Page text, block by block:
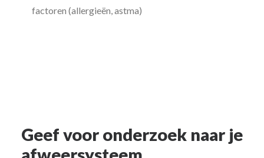
factoren (allergieën, astma)
Geef voor onderzoek naar je